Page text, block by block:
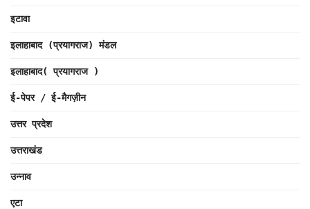
इटावा
इलाहाबाद (प्रयागराज) मंडल
इलाहाबाद( प्रयागराज )
ई-पेपर / ई-मैगज़ीन
उत्तर प्रदेश
उत्तराखंड
उन्नाव
एटा